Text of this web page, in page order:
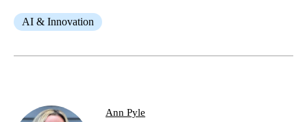
AI & Innovation
Ann Pyle